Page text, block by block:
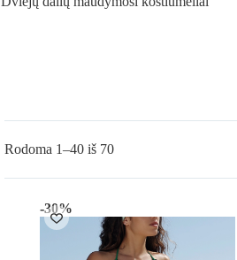
Rodoma 1–40 iš 70Rūšiuojama
naujausią
-30%